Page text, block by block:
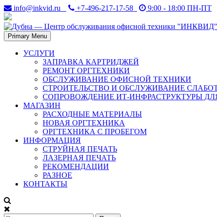
Skip
to
content
info@inkvid.ru +7-496-217-17-58 9:00 - 18:00 ПН-ПТ
Дубна — Центр
Дубна. Восстановление и заправка лазерных картриджей в
Primary Menu
УСЛУГИ
ЗАПРАВКА КАРТРИДЖЕЙ
РЕМОНТ ОРГТЕХНИКИ
ОБСЛУЖИВАНИЕ ОФИСНОЙ ТЕХНИКИ
СТРОИТЕЛЬСТВО И ОБСЛУЖИВАНИЕ
СОПРОВОЖДЕНИЕ ИТ-ИНФРАСТРУКТУРЫ
МАГАЗИН
РАСХОДНЫЕ МАТЕРИАЛЫ
НОВАЯ ОРГТЕХНИКА
ОРГТЕХНИКА С ПРОБЕГОМ
ИНФОРМАЦИЯ
СТРУЙНАЯ ПЕЧАТЬ
ЛАЗЕРНАЯ ПЕЧАТЬ
РЕКОМЕНДАЦИИ
РАЗНОЕ
КОНТАКТЫ